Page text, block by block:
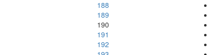
188
189
190
191
192